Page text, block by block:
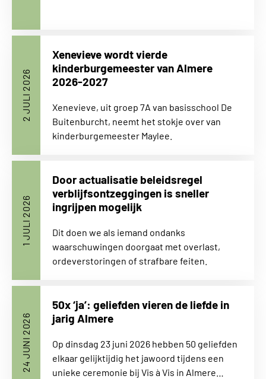
Xenevieve wordt vierde
kinderburgemeester van Almere
2026-2027
2 JULI 2026
Xenevieve, uit groep 7A van basisschool De
Buitenburcht, neemt het stokje over van
kinderburgemeester Maylee.
Door actualisatie beleidsregel
verblijfsontzeggingen is sneller
ingrijpen mogelijk
1 JULI 2026
Dit doen we als iemand ondanks
waarschuwingen doorgaat met overlast,
ordeverstoringen of strafbare feiten.
50x ‘ja’: geliefden vieren de liefde in
jarig Almere
24 JUNI 2026
Op dinsdag 23 juni 2026 hebben 50 geliefden
elkaar gelijktijdig het jawoord tijdens een
unieke ceremonie bij Vis à Vis in Almere…